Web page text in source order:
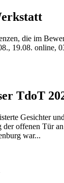
die im
19.08. online,
TdoT
Gesichter
der offenen Tür
war...